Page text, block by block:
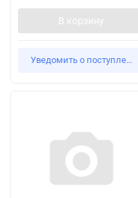
В корзину
Уведомить о поступлении